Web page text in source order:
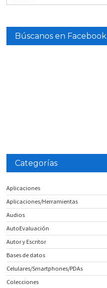
Búscanos en Facebook
Categorías
Aplicaciones
Aplicaciones/Herramientas
Audios
AutoEvaluación
Autor y Escritor
Bases de datos
Celulares/Smartphones/PDAs
Colecciones